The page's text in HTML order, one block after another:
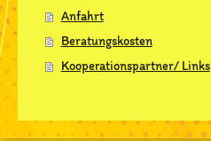
Anfahrt
Beratungskosten
Kooperationspartner/ Links